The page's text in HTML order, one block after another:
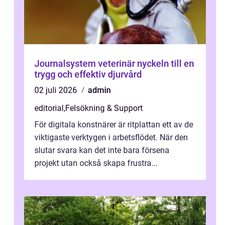
Journalsystem veterinär nyckeln till en
trygg och effektiv djurvård
02 juli 2026
admin
editorial,Felsökning & Support
För digitala konstnärer är ritplattan ett av de
viktigaste verktygen i arbetsflödet. När den
slutar svara kan det inte bara försena
projekt utan också skapa frustra...